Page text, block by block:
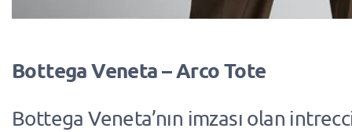
Bottega Veneta – Arco Tote
Bottega Veneta’nın imzası olan